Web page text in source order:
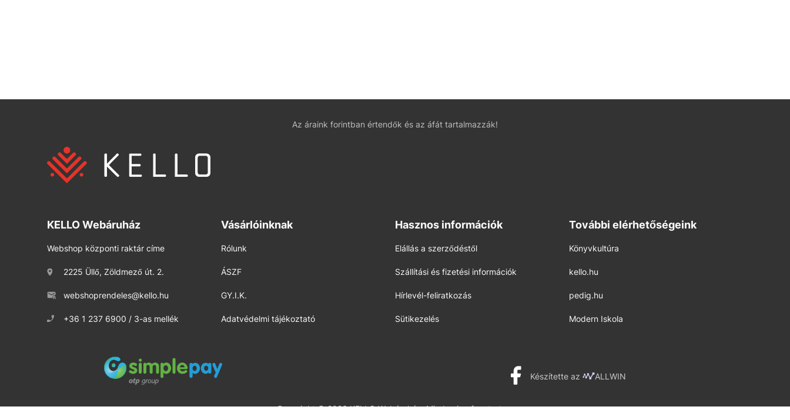
Az áraink forintban értendők és az áfát tartalmazzák!
KELLO Webáruház
Webshop központi raktár címe
2225 Üllő, Zöldmező út. 2.
webshoprendeles@kello.hu
+36 1 237 6900 / 3-as mellék
Vásárlóinknak
Rólunk
ÁSZF
GY.I.K.
Adatvédelmi tájékoztató
Hasznos információk
Elállás a szerződéstől
Szállítási és fizetési információk
Hírlevél-feliratkozás
Sütikezelés
További elérhetőségeink
Könyvkultúra
kello.hu
pedig.hu
Modern Iskola
Készítette az ALLWIN
Copyright © 2026 KELLO Webáruház. Minden jog fenntartva.